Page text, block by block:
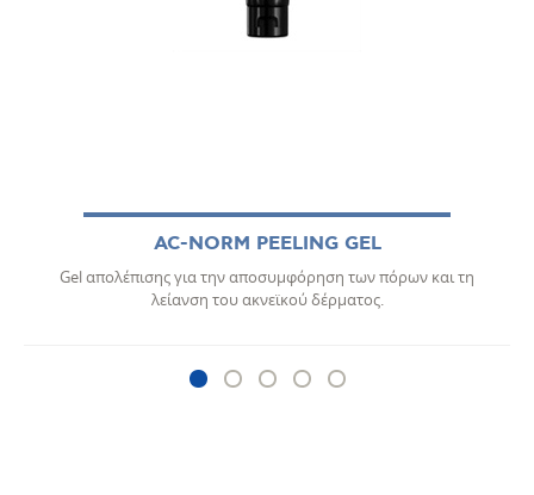
AC-NORM PEELING GEL
Gel απολέπισης για την αποσυμφόρηση των πόρων και τη
λείανση του ακνεϊκού δέρματος.